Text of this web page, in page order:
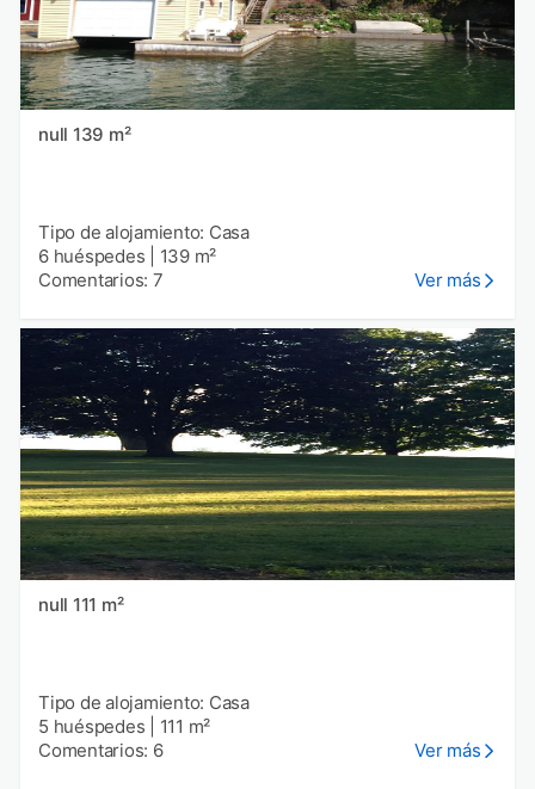
null 139 m²
Tipo de alojamiento: Casa
6 huéspedes
139 m²
Comentarios: 7
Ver más
null 111 m²
Tipo de alojamiento: Casa
5 huéspedes
111 m²
Comentarios: 6
Ver más